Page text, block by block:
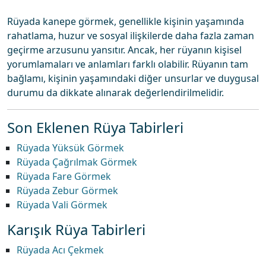
Rüyada kanepe görmek, genellikle kişinin yaşamında
rahatlama, huzur ve sosyal ilişkilerde daha fazla zaman
geçirme arzusunu yansıtır. Ancak, her rüyanın kişisel
yorumlamaları ve anlamları farklı olabilir. Rüyanın tam
bağlamı, kişinin yaşamındaki diğer unsurlar ve duygusal
durumu da dikkate alınarak değerlendirilmelidir.
Son Eklenen Rüya Tabirleri
Rüyada Yüksük Görmek
Rüyada Çağrılmak Görmek
Rüyada Fare Görmek
Rüyada Zebur Görmek
Rüyada Vali Görmek
Karışık Rüya Tabirleri
Rüyada Acı Çekmek